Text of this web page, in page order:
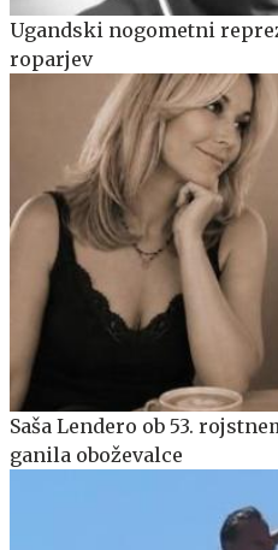
Ugandski nogometni
roparjev
Saša Lendero ob 53.
ganila oboževalce